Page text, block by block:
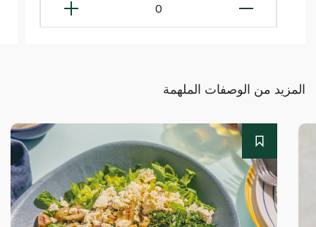
0
المزيد من الوصفات الملهمة